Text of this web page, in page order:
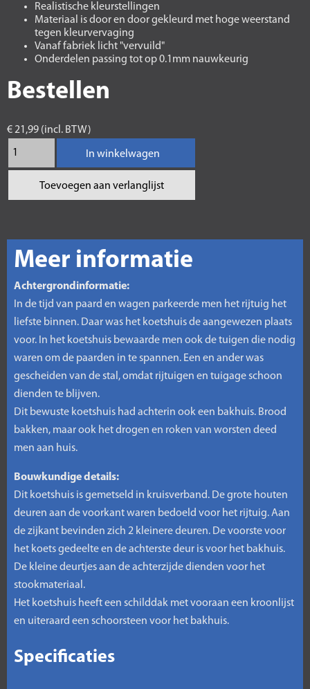
Realistische kleurstellingen
Materiaal is door en door gekleurd met hoge weerstand
tegen kleurvervaging
Vanaf fabriek licht "vervuild"
Onderdelen passing tot op 0.1mm nauwkeurig
Bestellen
€ 21,99 (incl. BTW)
In winkelwagen
Toevoegen aan verlanglijst
Meer informatie
Achtergrondinformatie:
In de tijd van paard en wagen parkeerde men het rijtuig het
liefste binnen. Daar was het koetshuis de aangewezen plaats
voor. In het koetshuis bewaarde men ook de tuigen die nodig
waren om de paarden in te spannen. Een en ander was
gescheiden van de stal, omdat rijtuigen en tuigage schoon
dienden te blijven.
Dit bewuste koetshuis had achterin ook een bakhuis. Brood
bakken, maar ook het drogen en roken van worsten deed
men aan huis.
Bouwkundige details:
Dit koetshuis is gemetseld in kruisverband. De grote houten
deuren aan de voorkant waren bedoeld voor het rijtuig. Aan
de zijkant bevinden zich 2 kleinere deuren. De voorste voor
het koets gedeelte en de achterste deur is voor het bakhuis.
De kleine deurtjes aan de achterzijde dienden voor het
stookmateriaal.
Het koetshuis heeft een schilddak met vooraan een kroonlijst
en uiteraard een schoorsteen voor het bakhuis.
Specificaties